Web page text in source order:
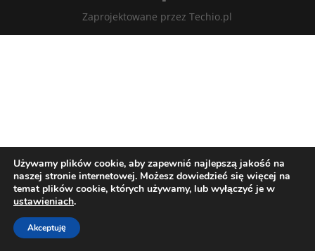
Zaprojektowane przez Techio.pl
Używamy plików cookie, aby zapewnić najlepszą jakość na
naszej stronie internetowej. Możesz dowiedzieć się więcej na
temat plików cookie, których używamy, lub wyłączyć je w
ustawieniach.
Akceptuję